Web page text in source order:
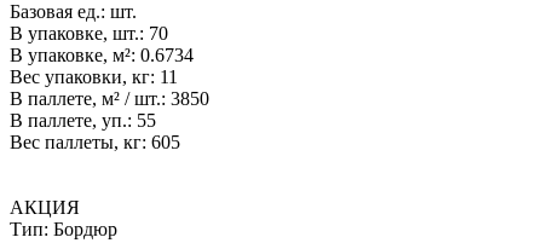
Базовая ед.: шт.
В упаковке, шт.: 70
В упаковке, м²: 0.6734
Вес упаковки, кг: 11
В паллете, м² / шт.: 3850
В паллете, уп.: 55
Вес паллеты, кг: 605
АКЦИЯ
Тип: Бордюр